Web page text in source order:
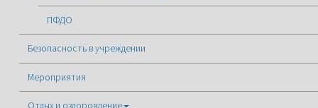
ПФДО
Безопасность в учреждении
Мероприятия